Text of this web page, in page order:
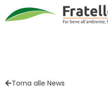
Torna alle News